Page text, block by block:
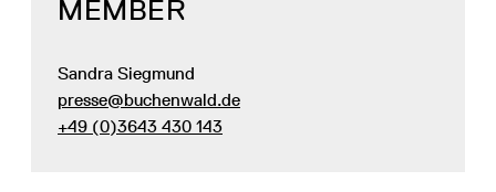
MEMBER
Sandra Siegmund
presse@buchenwald.de
+49 (0)3643 430 143